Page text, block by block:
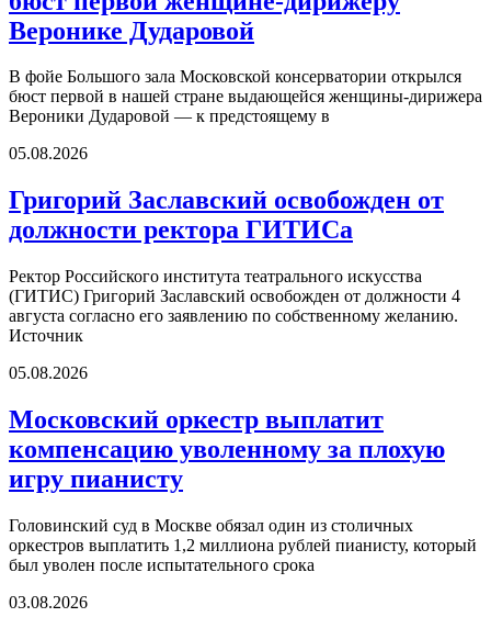
Веронике Дударовой
В фойе Большого зала Московской консерватории открылся
бюст первой в нашей стране выдающейся женщины-дирижера
Вероники Дударовой — к предстоящему в
05.08.2026
Григорий Заславский освобожден от
должности ректора ГИТИСа
Ректор Российского института театрального искусства
(ГИТИС) Григорий Заславский освобожден от должности 4
августа согласно его заявлению по собственному желанию.
Источник
05.08.2026
Московский оркестр выплатит
компенсацию уволенному за плохую
игру пианисту
Головинский суд в Москве обязал один из столичных
оркестров выплатить 1,2 миллиона рублей пианисту, который
был уволен после испытательного срока
03.08.2026